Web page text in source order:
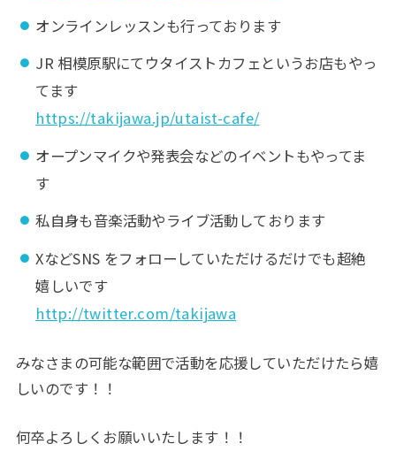
オンラインレッスンも行っております
JR 相模原駅にてウタイストカフェというお店もやっ
てます
https://takijawa.jp/utaist-cafe/
オープンマイクや発表会などのイベントもやってま
す
私自身も音楽活動やライブ活動しております
XなどSNS をフォローしていただけるだけでも超絶
嬉しいです
http://twitter.com/takijawa
みなさまの可能な範囲で活動を応援していただけたら嬉
しいのです！！
何卒よろしくお願いいたします！！